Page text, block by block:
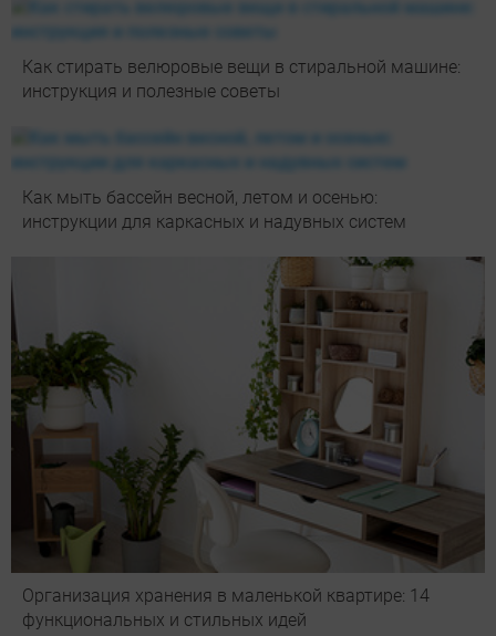
Как стирать велюровые вещи в стиральной машине:
инструкция и полезные советы
Как мыть бассейн весной, летом и осенью:
инструкции для каркасных и надувных систем
Организация хранения в маленькой квартире: 14
функциональных и стильных идей